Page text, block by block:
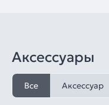
Аксессуары
Все Аксессуар